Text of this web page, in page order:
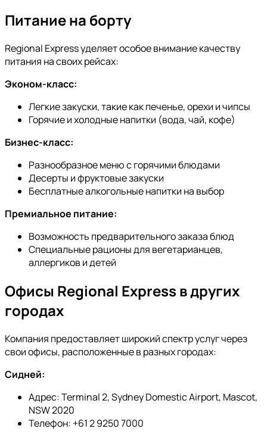
Питание на борту
Regional Express уделяет особое внимание качеству
питания на своих рейсах:
Эконом-класс:
Легкие закуски, такие как печенье, орехи и чипсы
Горячие и холодные напитки (вода, чай, кофе)
Бизнес-класс:
Разнообразное меню с горячими блюдами
Десерты и фруктовые закуски
Бесплатные алкогольные напитки на выбор
Премиальное питание:
Возможность предварительного заказа блюд
Специальные рационы для вегетарианцев,
аллергиков и детей
Офисы Regional Express в других
городах
Компания предоставляет широкий спектр услуг через
свои офисы, расположенные в разных городах:
Сидней:
Адрес: Terminal 2, Sydney Domestic Airport, Mascot,
NSW 2020
Телефон: +61 2 9250 7000